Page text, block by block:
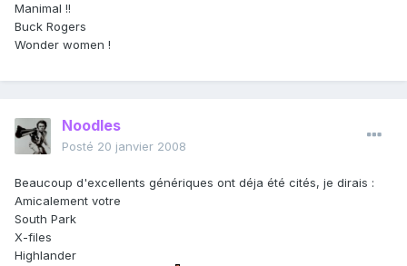
Manimal !!
Buck Rogers
Wonder women !
Noodles
Posté 20 janvier 2008
Beaucoup d'excellents génériques ont déja été cités, je dirais :
Amicalement votre
South Park
X-files
Highlander